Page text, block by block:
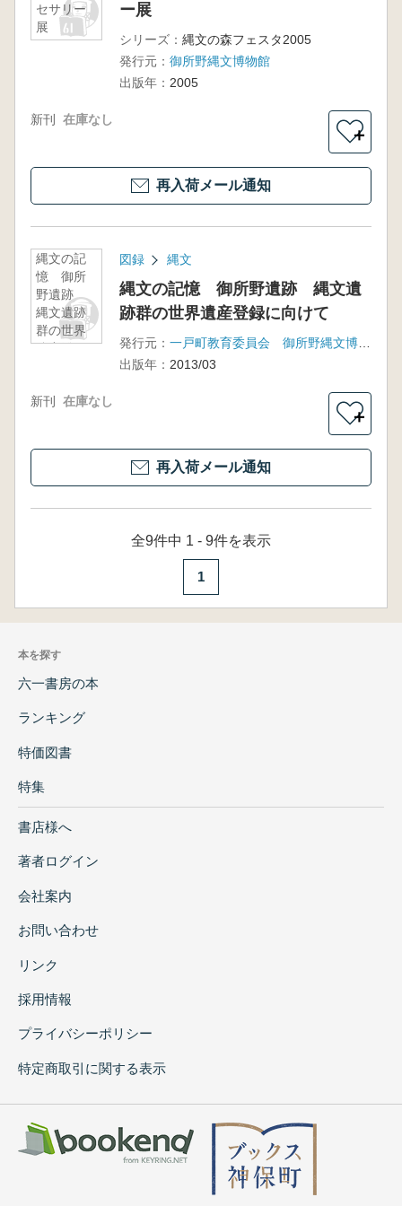
セサリー
展
ー展
シリーズ： 縄文の森フェスタ2005
発行元： 御所野縄文博物館
出版年： 2005
新刊 在庫なし
＋
再入荷メール通知
縄文の記
憶 御所
野遺跡
縄文遺跡
群の世界
遺産登録
図録 縄文
縄文の記憶 御所野遺跡 縄文遺
跡群の世界遺産登録に向けて
発行元：
一戸町教育委員会 御所野縄文博物館
出版年： 2013/03
新刊 在庫なし
＋
再入荷メール通知
全9件中 1 - 9件を表示
1
本を探す
六一書房の本
ランキング
特価図書
特集
書店様へ
著者ログイン
会社案内
お問い合わせ
リンク
採用情報
プライバシーポリシー
特定商取引に関する表示